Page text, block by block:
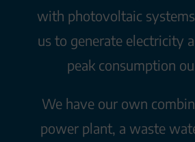
with photovoltaic
us to generate electricity
peak consumption
We have our own
power plant, a waste